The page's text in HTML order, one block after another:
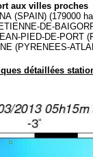
aux villes proches
(SPAIN) (179000
DE-
PIED-DE-PORT
(PYRENEES-
détaillées